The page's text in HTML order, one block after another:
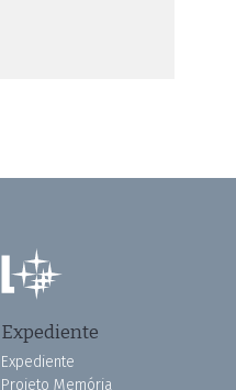
Expediente
Expediente
Projeto Memória